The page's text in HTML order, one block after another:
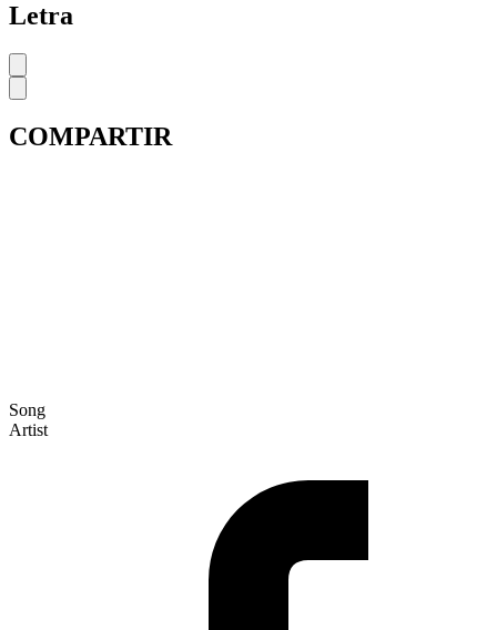
Letra
COMPARTIR
Song
Artist